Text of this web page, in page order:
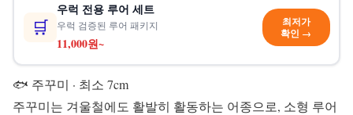
🛒
우럭 전용 루어 세트
우럭 검증된 루어 패키지
11,000원~
최저가
확인 →
🐟 주꾸미 · 최소 7cm
주꾸미는 겨울철에도 활발히 활동하는 어종으로, 소형 루어